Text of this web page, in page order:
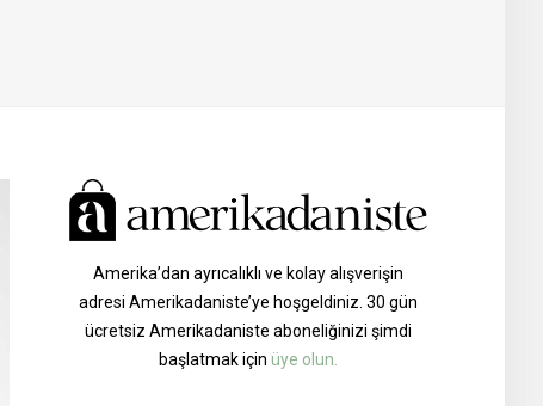
Amerika’dan ayrıcalıklı ve kolay alışverişin
adresi Amerikadaniste’ye hoşgeldiniz. 30 gün
ücretsiz Amerikadaniste aboneliğinizi şimdi
başlatmak için üye olun.